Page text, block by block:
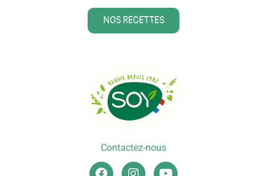
NOS RECETTES
Contactez-nous